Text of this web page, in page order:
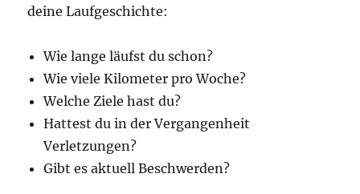
deine Laufgeschichte:
Wie lange läufst du schon?
Wie viele Kilometer pro Woche?
Welche Ziele hast du?
Hattest du in der Vergangenheit
Verletzungen?
Gibt es aktuell Beschwerden?